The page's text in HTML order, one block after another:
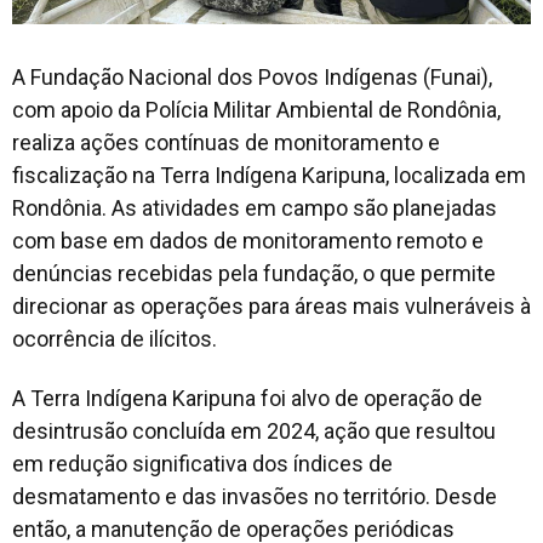
A Fundação Nacional dos Povos Indígenas (Funai),
com apoio da Polícia Militar Ambiental de Rondônia,
realiza ações contínuas de monitoramento e
fiscalização na Terra Indígena Karipuna, localizada em
Rondônia. As atividades em campo são planejadas
com base em dados de monitoramento remoto e
denúncias recebidas pela fundação, o que permite
direcionar as operações para áreas mais vulneráveis à
ocorrência de ilícitos.
A Terra Indígena Karipuna foi alvo de operação de
desintrusão concluída em 2024, ação que resultou
em redução significativa dos índices de
desmatamento e das invasões no território. Desde
então, a manutenção de operações periódicas